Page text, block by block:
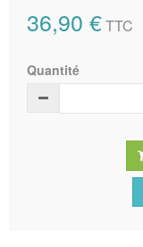
36,90 €TTC
Quantité